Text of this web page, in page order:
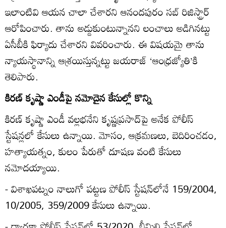
ఇలాంటివి ఆయన చాలా చేశారని ఆనందపురం సబ్‌ రిజిస్ట్రార్‌
ఆరోపించారు. తాను అడ్డుకుంటున్నానని లంచాలు అడిగినట్టు
ఏసీబీకి ఫిర్యాదు చేశారని వివరించారు. ఈ విషయమై తాను
న్యాయస్థానాన్ని ఆశ్రయిస్తున్నట్టు జయరాజ్‌ ‘ఆంధ్రజ్యోతి’కి
తెలిపారు.
కిరణ్‌ కృష్ణా ఎండీపై నమోదైన కేసుల్లో కొన్ని
కిరణ్‌ కృష్ణా ఎండీ వల్లభనేని కృష్ణప్రసాద్‌పై అనేక పోలీస్‌
స్టేషన్లలో కేసులు ఉన్నాయి. మోసం, ఆక్రమణలు, బెదిరించడం,
హత్యాయత్నం, కులం పేరుతో దూషణ వంటి కేసులు
నమోదయ్యాయి.
- విశాఖపట్నం నాలుగో పట్టణ పోలీస్‌ స్టేషన్‌లోనే 159/2004,
10/2005, 359/2009 కేసులు ఉన్నాయి.